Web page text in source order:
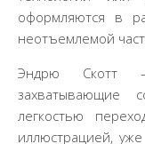
оформляются в
неотъемлемой
Эндрю Скотт –
захватывающие
легкостью
иллюстрацией,